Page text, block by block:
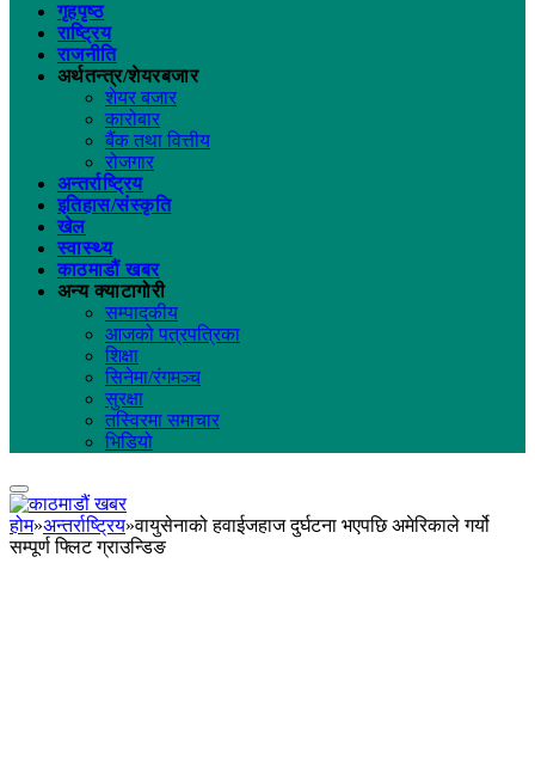
गृहपृष्ठ
राष्ट्रिय
राजनीति
अर्थतन्त्र/शेयरबजार
शेयर बजार
कारोबार
बैंक तथा वित्तीय
रोजगार
अन्तर्राष्ट्रिय
इतिहास/संस्कृति
खेल
स्वास्थ्य
काठमाडौं खबर
अन्य क्याटागोरी
सम्पादकीय
आजको पत्रपत्रिका
शिक्षा
सिनेमा/रंगमञ्च
सुरक्षा
तस्विरमा समाचार
भिडियो
होम»अन्तर्राष्ट्रिय»वायुसेनाको हवाईजहाज दुर्घटना भएपछि अमेरिकाले गर्यो
सम्पूर्ण फ्लिट ग्राउन्डिङ